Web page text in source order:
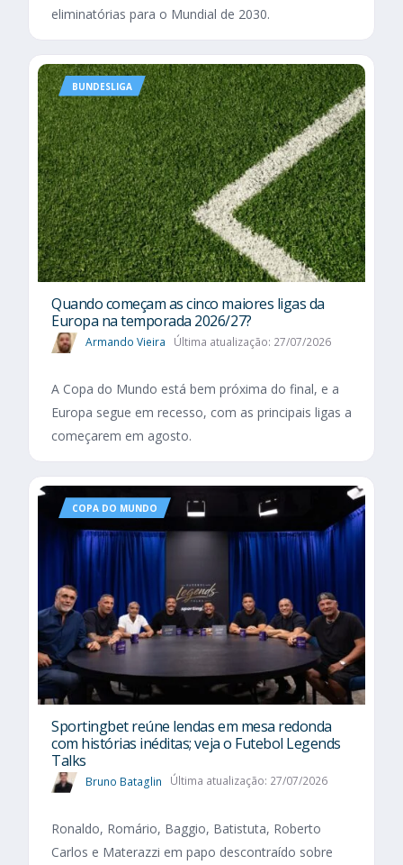
eliminatórias para o Mundial de 2030.
BUNDESLIGA
Quando começam as cinco maiores ligas da
Europa na temporada 2026/27?
Armando Vieira Última atualização: 27/07/2026
A Copa do Mundo está bem próxima do final, e a
Europa segue em recesso, com as principais ligas a
começarem em agosto.
COPA DO MUNDO
Sportingbet reúne lendas em mesa redonda
com histórias inéditas; veja o Futebol Legends
Talks
Bruno Bataglin Última atualização: 27/07/2026
Ronaldo, Romário, Baggio, Batistuta, Roberto
Carlos e Materazzi em papo descontraído sobre